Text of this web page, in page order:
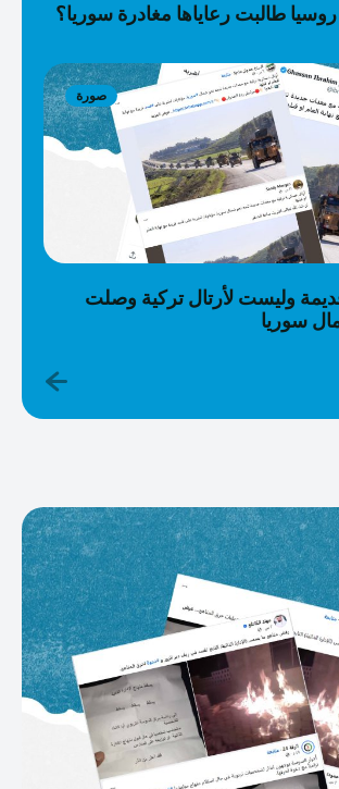
طالبت رعاياها مغادرة سوريا؟
صورة
وليست لأرتال تركية وصلت
سوريا